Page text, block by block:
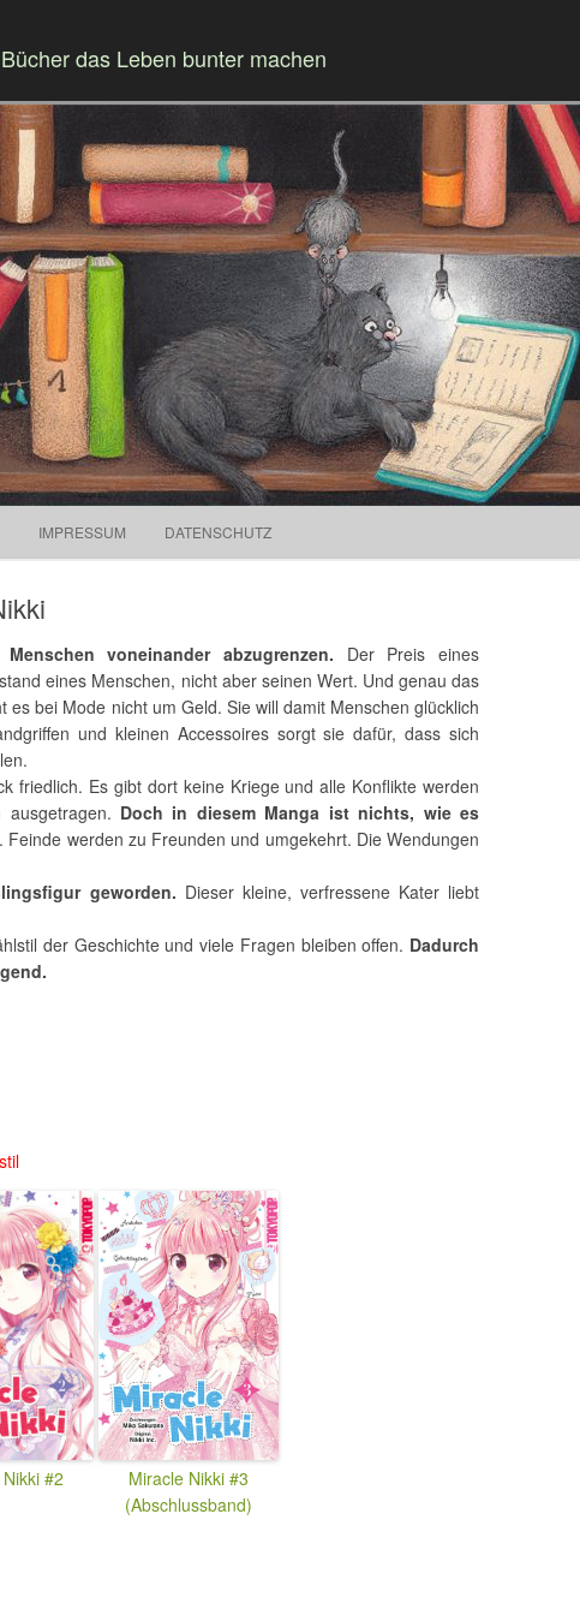
das Leben bunter machen
IMPRESSUM DATENSCHUTZ
voneinander abzugrenzen. Der Preis eines
eines Menschen, nicht aber seinen Wert. Und genau das
es bei Mode nicht um Geld. Sie will damit Menschen glücklich
und kleinen Accessoires sorgt sie dafür, dass sich
friedlich. Es gibt dort keine Kriege und alle Konflikte werden
Doch in diesem Manga ist nichts, wie es
Feinde werden zu Freunden und umgekehrt. Die Wendungen
geworden. Dieser kleine, verfressene Kater liebt
der Geschichte und viele Fragen bleiben offen. Dadurch
#2
Miracle Nikki #3
(Abschlussband)